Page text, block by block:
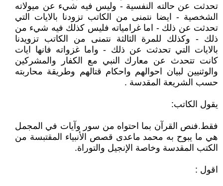
تحدثت عن حالته النفسية - وليس فيه شيء عن ميولاته
الشخصية - ايضا نتمنى من الكاتب تزودنا بالايات التي
تحدثت عن ذلك - اما غرامياته فليس كذلك فيه شيء من
ذلك - وكذلك للمرة الثالثة نتمنى من الكاتب تزويدنا
بالايات التي تحدثت عن ذلك - واما غزواته فانها ايات
كانت تتحدث عن معارك النبي مع الكفار والمشركين
والوثنيين لبيان احوالهم واحكام قتالهم وطريقة محاربته
حسب الشريعة المقدسة .
يقول الكاتب:
فقط.فنص القرآن بما احتواه من سور وآيات في المجمل
هي ما يبوح به محمد ماعدى قصص الأنبياء المقتبسة من
الكتب المقدسة وخاصة الإنجيل والتوراة.
اقول :